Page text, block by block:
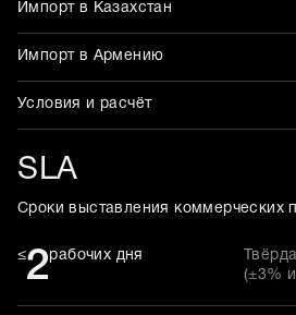
Импорт в Казахстан
Импорт в Армению
Условия и расчёт
SLA
Сроки выставления коммерческих
≤2рабочих дня
(±3%